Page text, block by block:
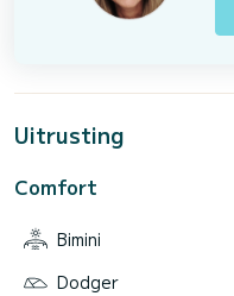
Uitrusting
Comfort
Bimini
Dodger